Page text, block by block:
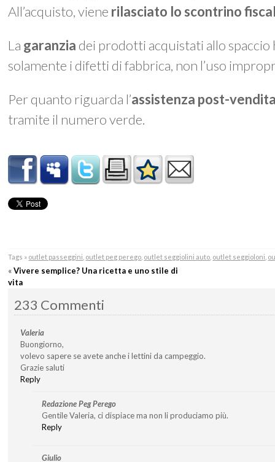
All’acquisto, viene rilasciato lo scontrino
La garanzia dei prodotti acquistati allo spaccio
solamente i difetti di fabbrica, non l’uso
Per quanto riguarda l’assistenza post-
tramite il numero verde.
Tags » outlet passeggini outlet peg perego outlet seggiolini auto outlet seggioloni
«Vivere semplice? Una ricetta e uno stile di
vita
233 Commenti
Valeria
Buongiorno,
volevo sapere se avete anche i lettini da campeggio.
Grazie saluti
Reply
Redazione Peg Perego
Gentile Valeria, ci dispiace ma non li produciamo più.
Reply
Giulio